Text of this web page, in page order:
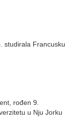
studirala Francusku
rođen 9.
u Nju Jorku